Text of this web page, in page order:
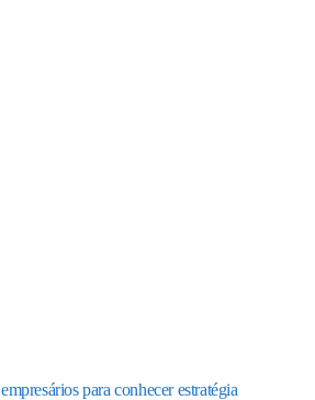
para conhecer estratégia